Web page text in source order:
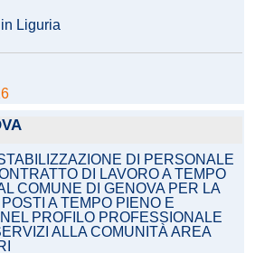
Liguria
DI PERSONALE
DI LAVORO A TEMPO
COMUNE DI GENOVA PER LA
A TEMPO PIENO E
PROFILO PROFESSIONALE
ALLA COMUNITÀ AREA